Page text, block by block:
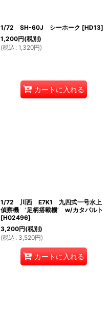
1/72 SH-60J シーホーク [HD13]
1,200円(税別)
(税込 : 1,320円)
カートに入れる
1/72 川西 E7K1 九四式一号水上
偵察機 ’足柄搭載機’ w/カタパルト
[H02496]
3,200円(税別)
(税込 : 3,520円)
カートに入れる